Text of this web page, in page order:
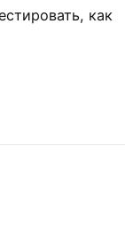
как